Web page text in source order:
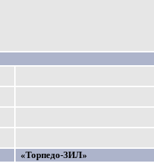
«Торпедо-ЗИЛ»